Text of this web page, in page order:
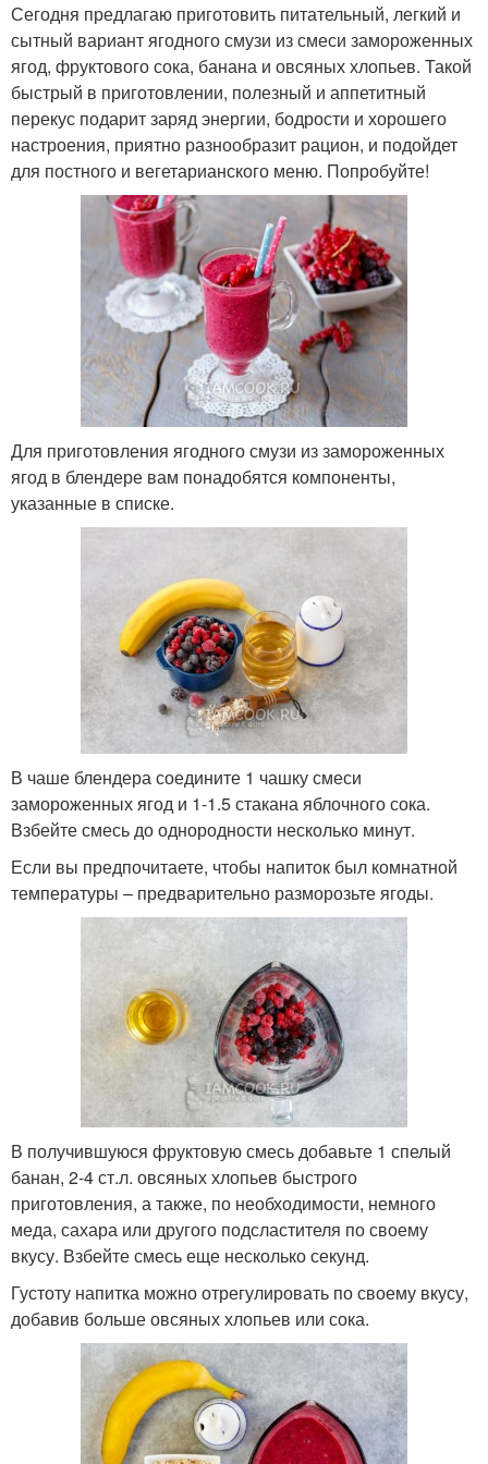
Сегодня предлагаю приготовить питательный, легкий и
сытный вариант ягодного смузи из смеси замороженных
ягод, фруктового сока, банана и овсяных хлопьев. Такой
быстрый в приготовлении, полезный и аппетитный
перекус подарит заряд энергии, бодрости и хорошего
настроения, приятно разнообразит рацион, и подойдет
для постного и вегетарианского меню. Попробуйте!
Для приготовления ягодного смузи из замороженных
ягод в блендере вам понадобятся компоненты,
указанные в списке.
В чаше блендера соедините 1 чашку смеси
замороженных ягод и 1-1.5 стакана яблочного сока.
Взбейте смесь до однородности несколько минут.
Если вы предпочитаете, чтобы напиток был комнатной
температуры – предварительно разморозьте ягоды.
В получившуюся фруктовую смесь добавьте 1 спелый
банан, 2-4 ст.л. овсяных хлопьев быстрого
приготовления, а также, по необходимости, немного
меда, сахара или другого подсластителя по своему
вкусу. Взбейте смесь еще несколько секунд.
Густоту напитка можно отрегулировать по своему вкусу,
добавив больше овсяных хлопьев или сока.